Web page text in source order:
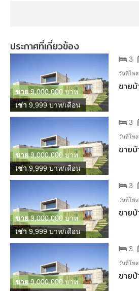
ประกาศที่เกี่ยวข้อง
เช่า 9,999 บาท/เดือน
ขาย9,000,000 บาท
3
วันที่โพส
ขาย
เช่า 9,999 บาท/เดือน
ขาย9,000,000 บาท
3
วันที่โพส
ขาย
เช่า 9,999 บาท/เดือน
ขาย9,000,000 บาท
3
วันที่โพส
ขาย
ขาย9,000,000 บาท
3
วันที่โพส
ขาย